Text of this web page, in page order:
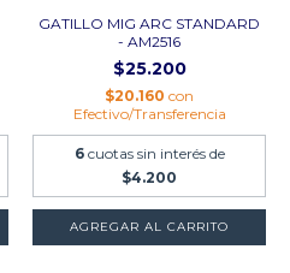
GATILLO MIG ARC STANDARD
- AM2516
$25.200
$20.160 con
Efectivo/Transferencia
6 cuotas sin interés de
$4.200